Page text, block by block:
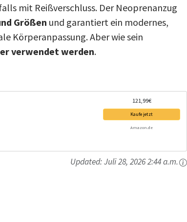
mit Reißverschluss. Der Neoprenanzug
Größen und garantiert ein modernes,
Körperanpassung. Aber wie sein
verwendet werden.
121,99€
Kaufe jetzt
Amazon.de
Updated:Juli 28, 2026 2:44 a.m.